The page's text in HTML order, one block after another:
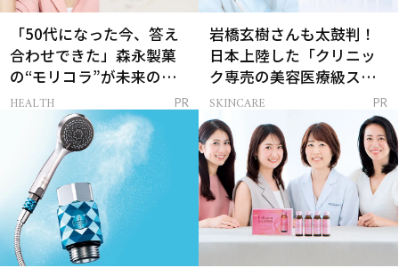
「50代になった今、答え
合わせできた」森永製菓
の“モリコラ”が未来のキ
レイを連れてくる！
HEALTH PR
岩橋玄樹さんも太鼓判！
日本上陸した「クリニッ
ク専売の美容医療級スキ
ンケア」
SKINCARE PR